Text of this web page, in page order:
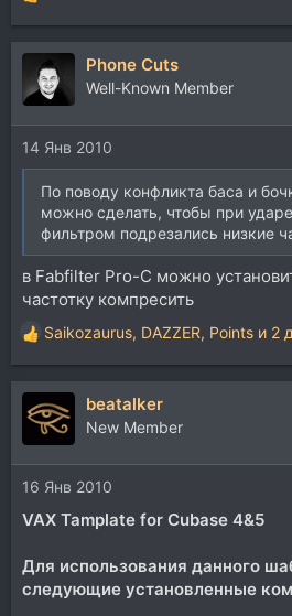
е
а
ц
и
и
:
Phone Cuts
Well-Known Member
14 Янв 2010
По поводу конфликта баса и
можно сделать, чтобы при
фильтром подрезались низкие
в Fabfilter Pro-С можно
частотку компресить
Р
е
а
ц
и
и
:
Saikozaurus, DAZZER, Points и 2
beatalker
New Member
16 Янв 2010
VAX Tamplate for Cubase 4&5
Для использования данного
следующие установленные